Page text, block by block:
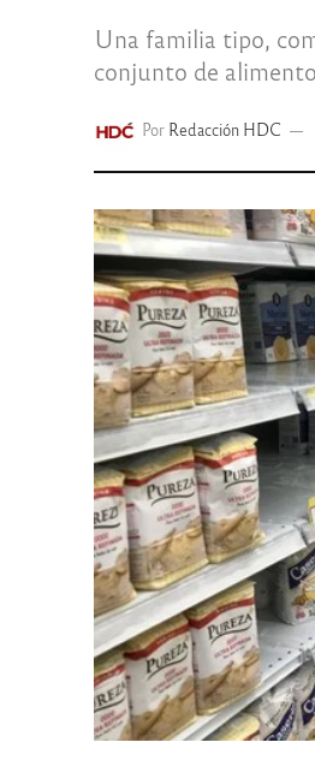
Una familia tipo,
conjunto de
Por Redacción HDC